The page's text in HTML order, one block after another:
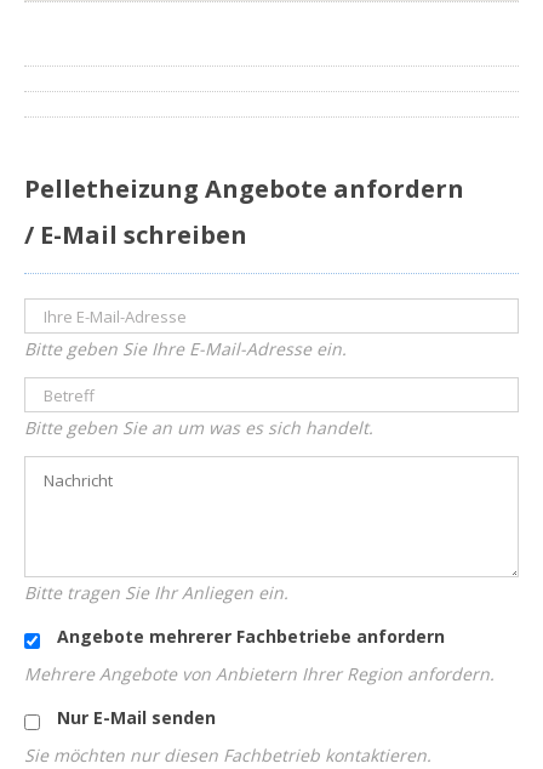
Pelletheizung Angebote anfordern
/ E-Mail schreiben
Bitte geben Sie Ihre E-Mail-Adresse ein.
Bitte geben Sie an um was es sich handelt.
Bitte tragen Sie Ihr Anliegen ein.
Angebote mehrerer Fachbetriebe anfordern
Mehrere Angebote von Anbietern Ihrer Region anfordern.
Nur E-Mail senden
Sie möchten nur diesen Fachbetrieb kontaktieren.